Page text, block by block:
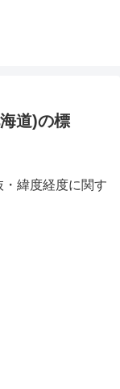
道)の標
緯度経度に関す